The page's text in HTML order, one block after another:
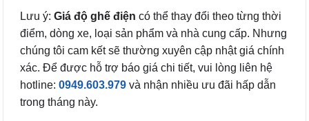
Lưu ý: Giá độ ghế điện có thể thay đổi theo từng thời
điểm, dòng xe, loại sản phẩm và nhà cung cấp. Nhưng
chúng tôi cam kết sẽ thường xuyên cập nhật giá chính
xác. Để được hỗ trợ báo giá chi tiết, vui lòng liên hệ
hotline: 0949.603.979 và nhận nhiều ưu đãi hấp dẫn
trong tháng này.